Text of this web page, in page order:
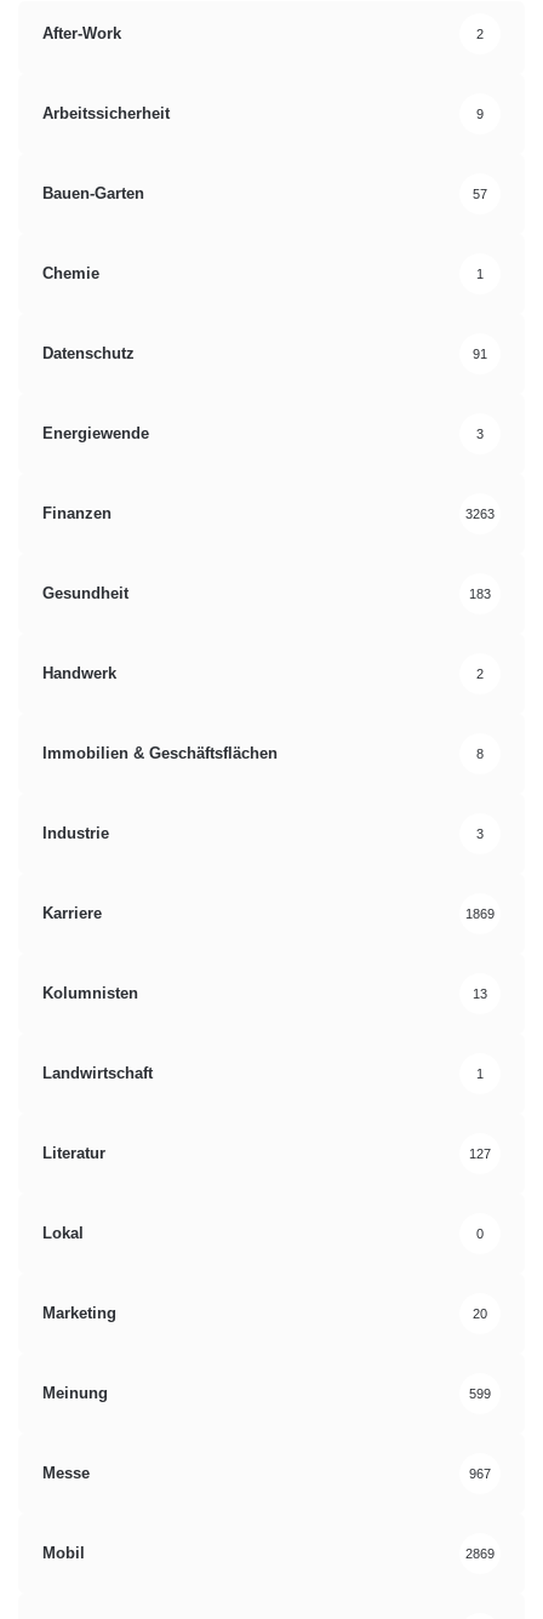
After-Work 2
Arbeitssicherheit 9
Bauen-Garten 57
Chemie 1
Datenschutz 91
Energiewende 3
Finanzen 3263
Gesundheit 183
Handwerk 2
Immobilien & Geschäftsflächen 8
Industrie 3
Karriere 1869
Kolumnisten 13
Landwirtschaft 1
Literatur 127
Lokal 0
Marketing 20
Meinung 599
Messe 967
Mobil 2869